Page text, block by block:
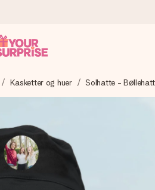
og sender den lynhurtigt – så
rette tidspunkt, når den
anmeldelser)
giver os 4,7 på Google
Kasketter og huer Solhatte -